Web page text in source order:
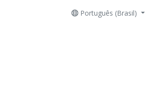
Português (Brasil)